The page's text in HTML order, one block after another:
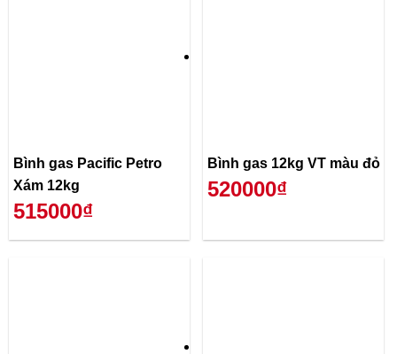
Bình gas Pacific Petro
Xám 12kg
515000₫
Bình gas 12kg VT màu đỏ
520000₫